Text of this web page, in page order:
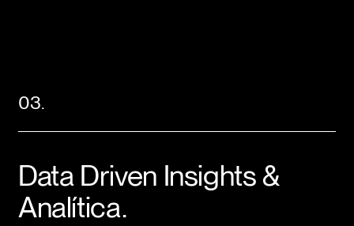
03.
Data Driven Insights &
Analítica.